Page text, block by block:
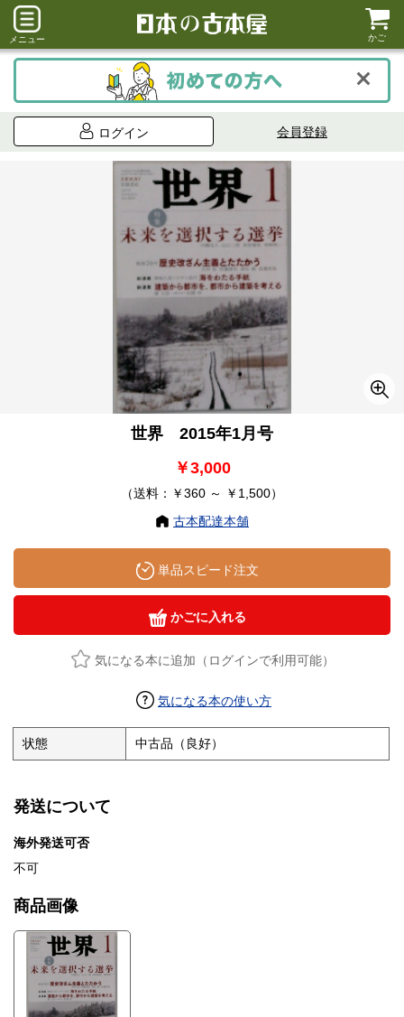
メニュー かご
ログイン 会員登録
世界 2015年1月号
￥3,000
（送料：￥360 ～ ￥1,500）
古本配達本舗
単品スピード注文
かごに入れる
気になる本に追加（ログインで利用可能）
気になる本の使い方
状態 中古品（良好）
発送について
海外発送可否
不可
商品画像